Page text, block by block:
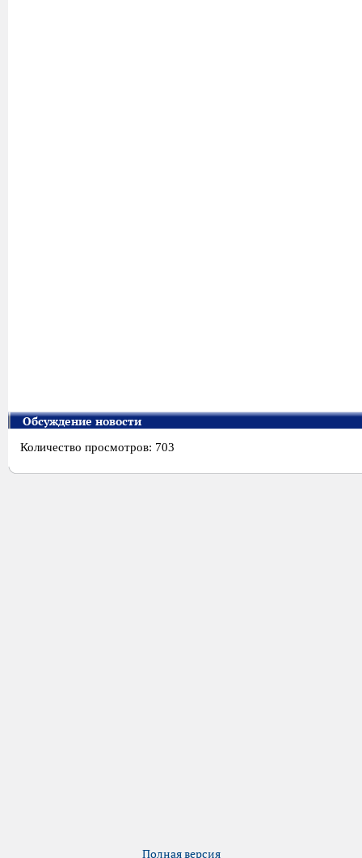
Обсуждение новости
Количество просмотров: 703
Полная версия